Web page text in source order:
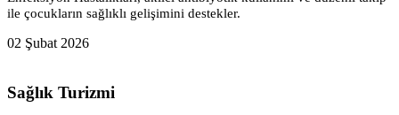
ile çocukların sağlıklı gelişimini destekler.
02 Şubat 2026
Sağlık Turizmi